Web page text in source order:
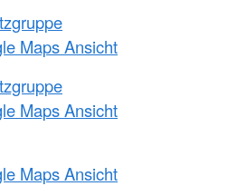
Maps Ansicht
Maps Ansicht
Maps Ansicht